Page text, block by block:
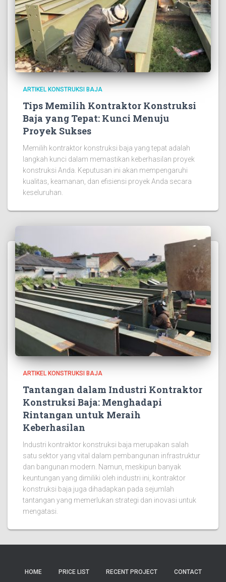
ARTIKEL KONSTRUKSI BAJA
Tips Memilih Kontraktor Konstruksi
Baja yang Tepat: Kunci Menuju
Proyek Sukses
Memilih kontraktor konstruksi baja yang tepat adalah
langkah kunci dalam memastikan keberhasilan proyek
konstruksi Anda. Keputusan ini akan mempengaruhi
kualitas, keamanan, dan efisiensi proyek Anda secara
keseluruhan.
ARTIKEL KONSTRUKSI BAJA
Tantangan dalam Industri Kontraktor
Konstruksi Baja: Menghadapi
Rintangan untuk Meraih
Keberhasilan
Industri kontraktor konstruksi baja merupakan salah
satu sektor yang vital dalam pembangunan infrastruktur
dan bangunan modern. Namun, meskipun banyak
keuntungan yang dimiliki oleh industri ini, kontraktor
konstruksi baja juga dihadapkan pada sejumlah
tantangan yang memerlukan strategi dan inovasi untuk
mengatasi.
HOME PRICE LIST RECENT PROJECT CONTACT